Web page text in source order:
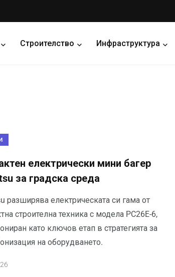
Строителство Инфраструктура
електрически мини багер
за градска среда
разширява електрическата си гама от
строителна техника с модела PC26E-6,
като ключов етап в стратегията за
на оборудването.